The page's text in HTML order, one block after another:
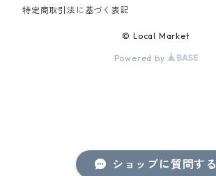
ショップに質問する
特定商取引法に基づく表記
© Local Market
Powered by